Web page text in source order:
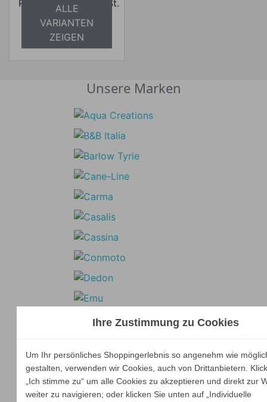
Preise inkl. ges. MwSt.
absolut
versandkostenfrei
ALLE
VARIANTEN
ZEIGEN
Unsere Marken
Ihre Zustimmung zu Cookies
Um Ihr persönliches Shoppingerlebnis so angenehm wie
gestalten, verwenden wir Cookies, auch von Drittanbietern.
„Ich stimme zu“ um alle Cookies zu akzeptieren und direkt zur
weiter zu navigieren; oder klicken Sie unten auf „Individuelle